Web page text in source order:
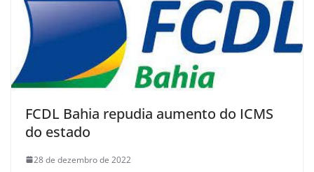
FCDL Bahia repudia aumento do ICMS
do estado
28 de dezembro de 2022